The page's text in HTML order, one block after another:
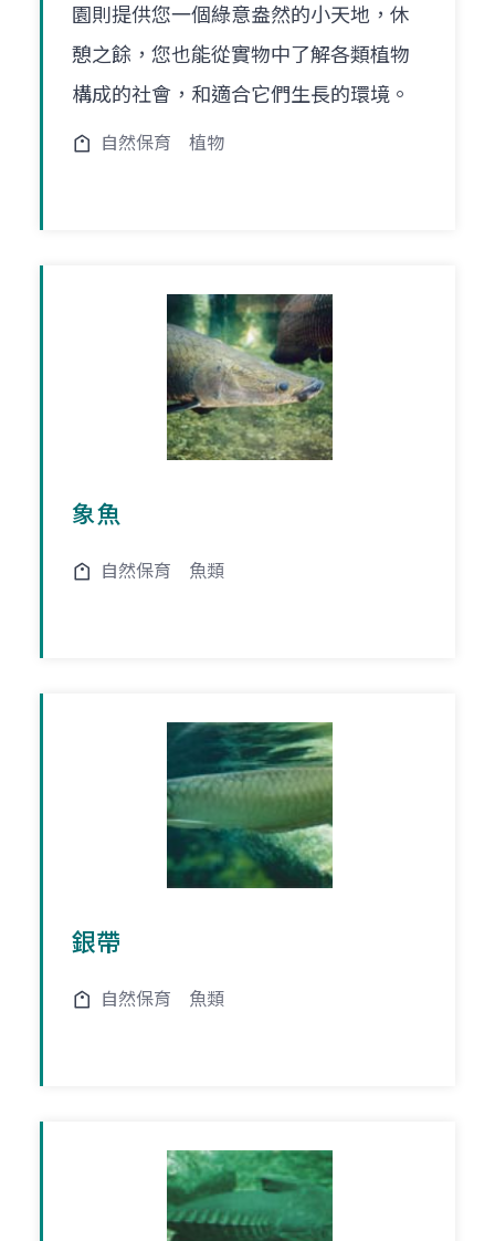
園則提供您一個綠意盎然的小天地，休
憩之餘，您也能從實物中了解各類植物
構成的社會，和適合它們生長的環境。
自然保育 植物
象魚
自然保育 魚類
銀帶
自然保育 魚類